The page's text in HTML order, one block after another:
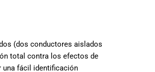
(dos conductores aislados
total contra los efectos de
una fácil identificación